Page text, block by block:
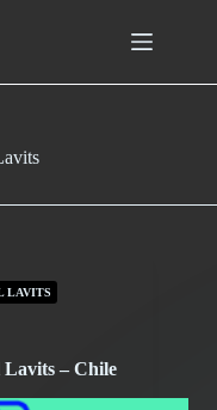
LAVITS
Lavits – Chile